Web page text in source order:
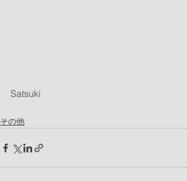
Satsuki
その他